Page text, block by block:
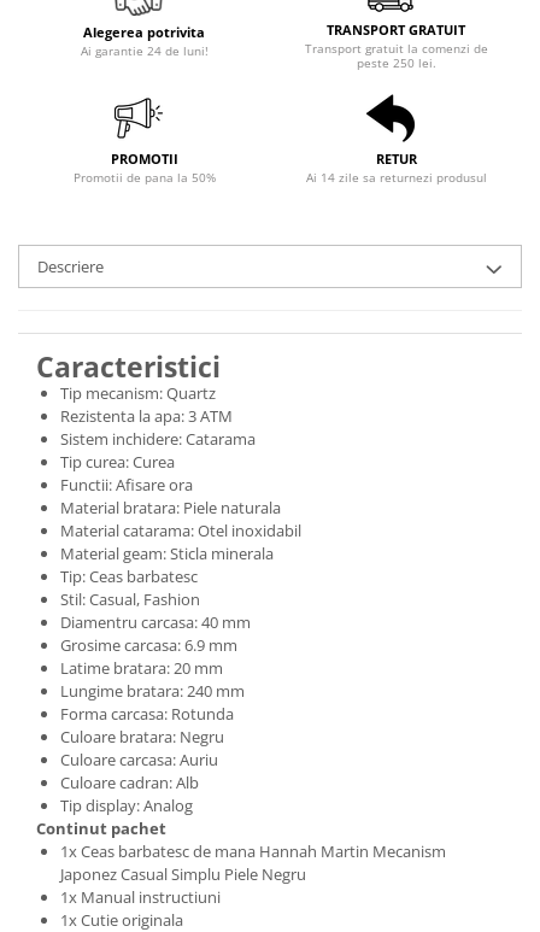
Alegerea potrivita
Ai garantie 24 de luni!
TRANSPORT GRATUIT
Transport gratuit la comenzi de
peste 250 lei.
PROMOTII
Promotii de pana la 50%
RETUR
Ai 14 zile sa returnezi produsul
Descriere
Caracteristici
Tip mecanism: Quartz
Rezistenta la apa: 3 ATM
Sistem inchidere: Catarama
Tip curea: Curea
Functii: Afisare ora
Material bratara: Piele naturala
Material catarama: Otel inoxidabil
Material geam: Sticla minerala
Tip: Ceas barbatesc
Stil: Casual, Fashion
Diamentru carcasa: 40 mm
Grosime carcasa: 6.9 mm
Latime bratara: 20 mm
Lungime bratara: 240 mm
Forma carcasa: Rotunda
Culoare bratara: Negru
Culoare carcasa: Auriu
Culoare cadran: Alb
Tip display: Analog
Continut pachet
1x Ceas barbatesc de mana Hannah Martin Mecanism
Japonez Casual Simplu Piele Negru
1x Manual instructiuni
1x Cutie originala